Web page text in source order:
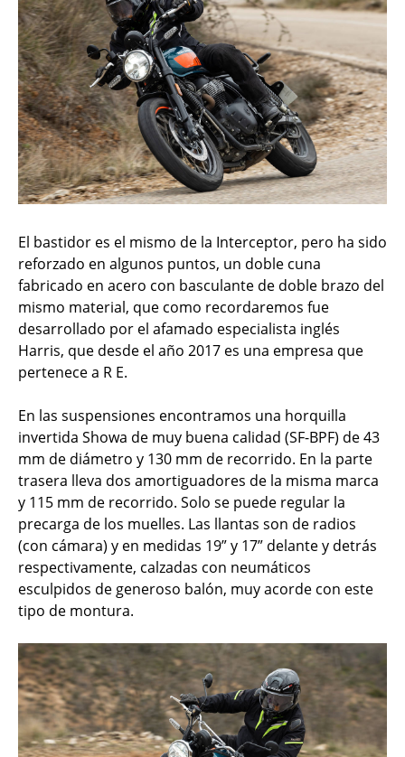
El bastidor es el mismo de la Interceptor, pero ha sido
reforzado en algunos puntos, un doble cuna
fabricado en acero con basculante de doble brazo del
mismo material, que como recordaremos fue
desarrollado por el afamado especialista inglés
Harris, que desde el año 2017 es una empresa que
pertenece a R E.
En las suspensiones encontramos una horquilla
invertida Showa de muy buena calidad (SF-BPF) de 43
mm de diámetro y 130 mm de recorrido. En la parte
trasera lleva dos amortiguadores de la misma marca
y 115 mm de recorrido. Solo se puede regular la
precarga de los muelles. Las llantas son de radios
(con cámara) y en medidas 19” y 17” delante y detrás
respectivamente, calzadas con neumáticos
esculpidos de generoso balón, muy acorde con este
tipo de montura.